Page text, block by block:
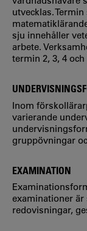
utvecklas.
sju innehåller
arbete.
termin 2, 3, 4
Inom
varierande
gruppövningar
EXAMINATION
examinationer
redovisningar,